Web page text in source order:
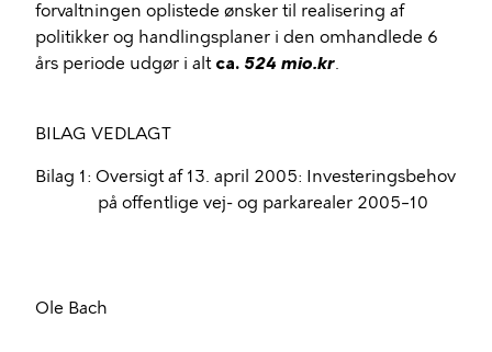
forvaltningen oplistede ønsker til realisering af
politikker og handlingsplaner i den omhandlede 6
års periode udgør i alt ca. 524 mio.kr.
BILAG VEDLAGT
Bilag 1: Oversigt af 13. april 2005: Investeringsbehov
på offentlige vej- og parkarealer 2005–10
Ole Bach